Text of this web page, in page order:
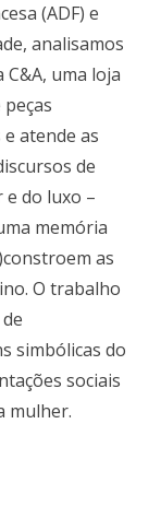
(ADF) e
analisamos
uma loja
atende as
de
e do luxo –
memória
as
O trabalho
simbólicas do
sociais
mulher.